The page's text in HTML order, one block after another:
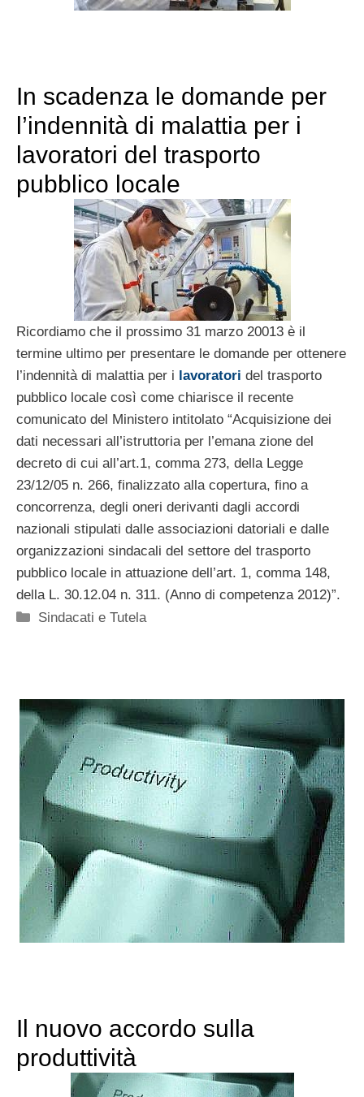
In scadenza le domande per
l’indennità di malattia per i
lavoratori del trasporto
pubblico locale
Ricordiamo che il prossimo 31 marzo 20013 è il
termine ultimo per presentare le domande per ottenere
l’indennità di malattia per i lavoratori del trasporto
pubblico locale così come chiarisce il recente
comunicato del Ministero intitolato “Acquisizione dei
dati necessari all’istruttoria per l’emana zione del
decreto di cui all’art.1, comma 273, della Legge
23/12/05 n. 266, finalizzato alla copertura, fino a
concorrenza, degli oneri derivanti dagli accordi
nazionali stipulati dalle associazioni datoriali e dalle
organizzazioni sindacali del settore del trasporto
pubblico locale in attuazione dell’art. 1, comma 148,
della L. 30.12.04 n. 311. (Anno di competenza 2012)”.
Categorie
Sindacati e Tutela
Il nuovo accordo sulla
produttività